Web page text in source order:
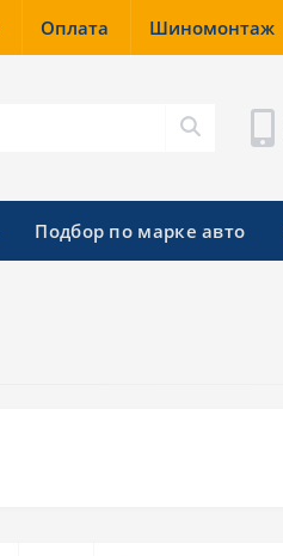
Оплата Шиномонтаж
Подбор по марке авто